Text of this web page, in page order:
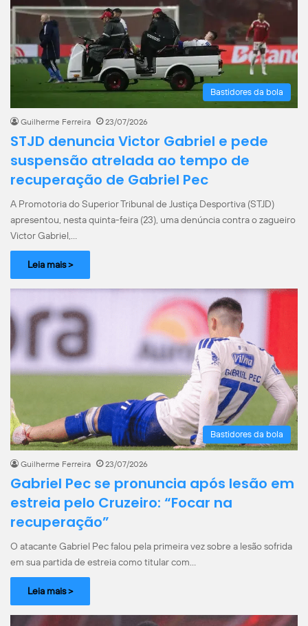
Bastidores da bola
Guilherme Ferreira 23/07/2026
STJD denuncia Victor Gabriel e pede
suspensão atrelada ao tempo de
recuperação de Gabriel Pec
A Promotoria do Superior Tribunal de Justiça Desportiva (STJD)
apresentou, nesta quinta-feira (23), uma denúncia contra o zagueiro
Victor Gabriel,…
Leia mais >
Bastidores da bola
Guilherme Ferreira 23/07/2026
Gabriel Pec se pronuncia após lesão em
estreia pelo Cruzeiro: “Focar na
recuperação”
O atacante Gabriel Pec falou pela primeira vez sobre a lesão sofrida
em sua partida de estreia como titular com…
Leia mais >